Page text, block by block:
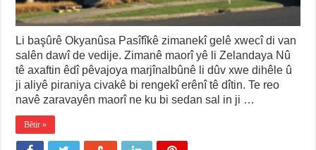
Li başûrê Okyanûsa Pasîfîkê zimanekî gelê xwecî di van
salên dawî de vedije. Zimanê maorî yê li Zelandaya Nû
tê axaftin êdî pêvajoya marjînalbûnê li dûv xwe dihêle û
ji aliyê piraniya civakê bi rengekî erênî tê dîtin. Te reo
navê zaravayên maorî ne ku bi sedan sal in ji …
Bêtir »